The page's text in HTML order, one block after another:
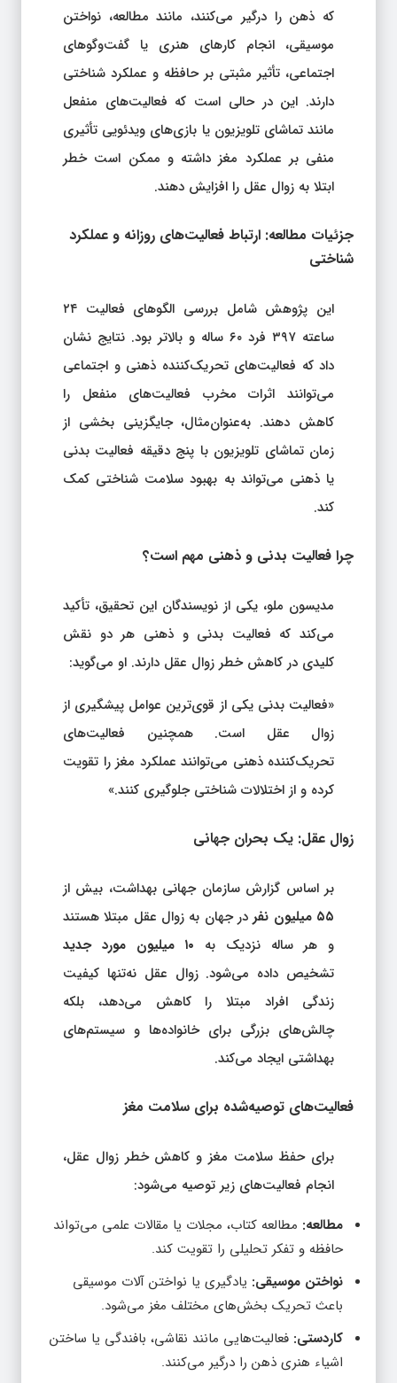
که ذهن را درگیر می‌کنند، مانند مطالعه، نواختن
موسیقی، انجام کارهای هنری یا گفت‌وگوهای
اجتماعی، تأثیر مثبتی بر حافظه و عملکرد شناختی
دارند. این در حالی است که فعالیت‌های منفعل
مانند تماشای تلویزیون یا بازی‌های ویدئویی تأثیری
منفی بر عملکرد مغز داشته و ممکن است خطر
ابتلا به زوال عقل را افزایش دهند.
جزئیات مطالعه: ارتباط فعالیت‌های روزانه و عملکرد
شناختی
این پژوهش شامل بررسی الگوهای فعالیت ۲۴
ساعته ۳۹۷ فرد ۶۰ ساله و بالاتر بود. نتایج نشان
داد که فعالیت‌های تحریک‌کننده ذهنی و اجتماعی
می‌توانند اثرات مخرب فعالیت‌های منفعل را
کاهش دهند. به‌عنوان‌مثال، جایگزینی بخشی از
زمان تماشای تلویزیون با پنج دقیقه فعالیت بدنی
یا ذهنی می‌تواند به بهبود سلامت شناختی کمک
کند.
چرا فعالیت بدنی و ذهنی مهم است؟
مدیسون ملو، یکی از نویسندگان این تحقیق، تأکید
می‌کند که فعالیت بدنی و ذهنی هر دو نقش
کلیدی در کاهش خطر زوال عقل دارند. او می‌گوید:
«فعالیت بدنی یکی از قوی‌ترین عوامل پیشگیری از
زوال عقل است. همچنین فعالیت‌های
تحریک‌کننده ذهنی می‌توانند عملکرد مغز را تقویت
کرده و از اختلالات شناختی جلوگیری کنند.»
زوال عقل: یک بحران جهانی
بر اساس گزارش سازمان جهانی بهداشت، بیش از
۵۵ میلیون نفر
در جهان به زوال عقل مبتلا هستند
و هر ساله نزدیک به ۱۰ میلیون مورد جدید
تشخیص داده می‌شود. زوال عقل نه‌تنها کیفیت
زندگی افراد مبتلا را کاهش می‌دهد، بلکه
چالش‌های بزرگی برای خانواده‌ها و سیستم‌های
بهداشتی ایجاد می‌کند.
فعالیت‌های توصیه‌شده برای سلامت مغز
برای حفظ سلامت مغز و کاهش خطر زوال عقل،
انجام فعالیت‌های زیر توصیه می‌شود:
مطالعه: مطالعه کتاب، مجلات یا مقالات علمی می‌تواند
حافظه و تفکر تحلیلی را تقویت کند.
نواختن موسیقی: یادگیری یا نواختن آلات موسیقی
باعث تحریک بخش‌های مختلف مغز می‌شود.
کاردستی: فعالیت‌هایی مانند نقاشی، بافندگی یا ساختن
اشیاء هنری ذهن را درگیر می‌کنند.